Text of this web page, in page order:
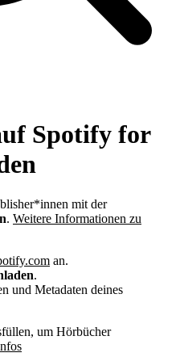
Spotify for
mit der
. Weitere Informationen zu
an.
.
und Metadaten deines
um Hörbücher